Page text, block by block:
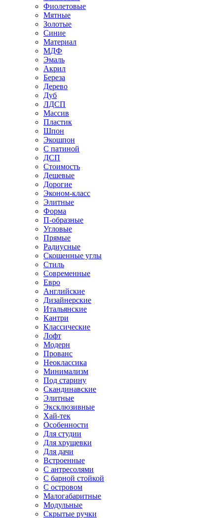
Фиолетовые
Мятные
Золотые
Синие
Материал
МДФ
Эмаль
Акрил
Береза
Дерево
Дуб
ЛДСП
Массив
Пластик
Шпон
Экошпон
С патиной
ДСП
Стоимость
Дешевые
Дорогие
Эконом-класс
Элитные
Форма
П-образные
Угловые
Прямые
Радиусные
Скошенные углы
Стиль
Современные
Евро
Английские
Дизайнерские
Итальянские
Кантри
Классические
Лофт
Модерн
Прованс
Неоклассика
Минимализм
Под старину
Скандинавские
Элитные
Эксклюзивные
Хай-тек
Особенности
Для студии
Для хрущевки
Для дачи
Встроенные
С антресолями
С барной стойкой
С островом
Малогабаритные
Модульные
Скрытые ручки